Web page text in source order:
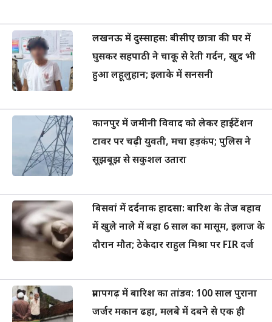
लखनऊ में दुस्साहस: बीसीए छात्रा की घर में
घुसकर सहपाठी ने चाकू से रेती गर्दन, खुद भी
हुआ लहूलुहान; इलाके में सनसनी
कानपुर में जमीनी विवाद को लेकर हाईटेंशन
टावर पर चढ़ी युवती, मचा हड़कंप; पुलिस ने
सूझबूझ से सकुशल उतारा
बिसवां में दर्दनाक हादसा: बारिश के तेज बहाव
में खुले नाले में बहा 6 साल का मासूम, इलाज के
दौरान मौत; ठेकेदार राहुल मिश्रा पर FIR दर्ज
प्रतापगढ़ में बारिश का तांडव: 100 साल पुराना
जर्जर मकान ढहा, मलबे में दबने से एक ही